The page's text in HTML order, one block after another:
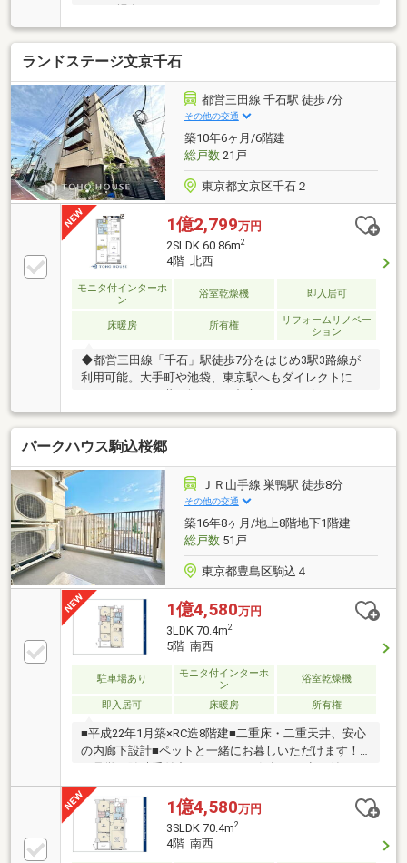
きない場合もあります。 ・・・・・・・・・・・ A）
10年駆けつけ-----安心と快適をサポート B）住宅設備チ
ェック---住んだ後も安心を C）選べる住まいクリーニ
ングまたはハウスコーティング D）セコム・ホームセ
キュリティ E) 三越伊勢丹ホームパーティーギフト
・・・・・・・・・・・ 詳細はこちら ⇒
http://www.nomu.com/plus/buy_support/
ランドステージ文京千石
都営三田線 千石駅 徒歩7分
その他の交通
築10年6ヶ月/6階建
総戸数21戸
東京都文京区千石２
1億2,799万円
2SLDK 60.86m2
4階 北西
モニタ付インターホ
ン
浴室乾燥機 即入居可
床暖房 所有権
リフォームリノベー
ション
◆都営三田線「千石」駅徒歩7分をはじめ3駅3路線が
利用可能。大手町や池袋、東京駅へもダイレクトに繋
がり、オンオフ共に軽やかな都心ライフが叶います。
◆文京区立林町小学校へ徒歩2分、第十中学校へ徒歩3
分と、お子様の通学も安心の近さ。大切な家族との時
間を守る、穏やかで教育環境に優れた立地です。◆大
切な家族の一員であるペットと一緒に暮らせる住ま
い。共用部にはペット足洗い場も完備されており、
日々のお散歩帰りも快適に過ごせる工夫が光ります。
◆六義園や小石川植物園が徒歩圏内に点在する、四季
の彩り豊かなロケーション。都会の利便性を享受しな
がら、自然の潤いを感じられる贅沢な住環境です。
パークハウス駒込桜郷
ＪＲ山手線 巣鴨駅 徒歩8分
その他の交通
築16年8ヶ月/地上8階地下1階建
総戸数51戸
東京都豊島区駒込４
1億4,580万円
3LDK 70.4m2
5階 南西
駐車場あり
モニタ付インターホ
ン
浴室乾燥機
即入居可 床暖房 所有権
■平成22年1月築×RC造8階建■二重床・二重天井、安心
の内廊下設計■ペットと一緒にお暮しいただけます！■
さい！【東宝ハウス練馬にご相談ください！】・生涯
にわたるアフターサポート「東宝ハウスNEXT」。購
入後も、税務や法務・保険の最適化・借換等のご提案
が可能です。・数ある提携銀行から最適な住宅ローン
のご提案を。20以上の提携した金融機関からお客様の
1億4,580万円
3SLDK 70.4m2
4階 南西